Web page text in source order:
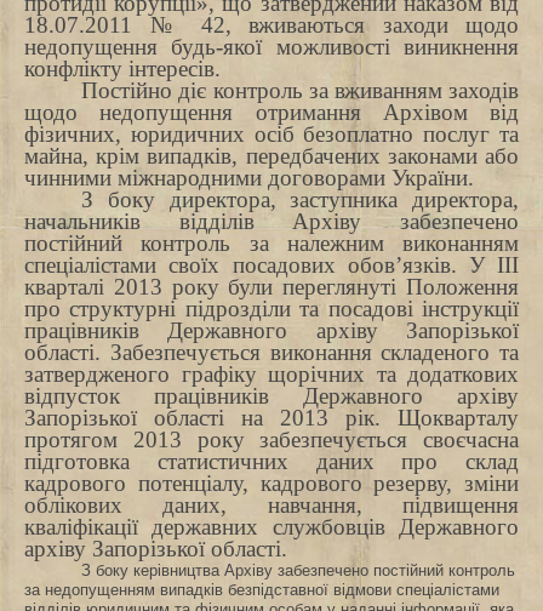
18.07.2011 № 42, вживаються заходи щодо
недопущення будь-якої можливості виникнення
конфлікту інтересів.
Постійно діє контроль за вживанням заходів
щодо недопущення отримання Архівом від
фізичних, юридичних осіб безоплатно послуг та
майна, крім випадків, передбачених законами або
чинними міжнародними договорами України.
З боку директора, заступника директора,
начальників відділів Архіву забезпечено
постійний контроль за належним виконанням
спеціалістами своїх посадових обов’язків. У III
кварталі 2013 року були переглянуті Положення
про структурні підрозділи та посадові інструкції
працівників Державного архіву Запорізької
області. Забезпечується виконання складеного та
затвердженого графіку щорічних та додаткових
відпусток працівників Державного архіву
Запорізької області на 2013 рік. Щокварталу
протягом 2013 року забезпечується своєчасна
підготовка статистичних даних про склад
кадрового потенціалу, кадрового резерву, зміни
облікових даних, навчання, підвищення
кваліфікації державних службовців Державного
архіву Запорізької області.
З боку керівництва Архіву забезпечено постійний контроль
за недопущенням випадків безпідставної відмови спеціалістами